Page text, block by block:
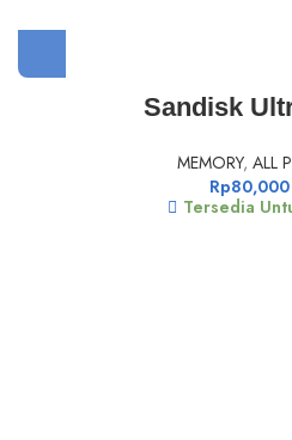
Sandisk
MEMORY, ALL
Rp80,000
Tersedia